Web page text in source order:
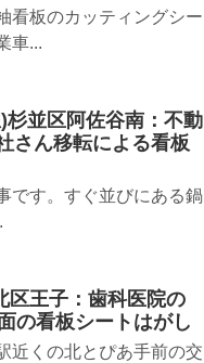
看板のカッティングシー
車...
杉並区阿佐谷南：不動
さん移転による看板
です。すぐ並びにある鍋
区王子：歯科医院の
の看板シートはがし
近くの北とぴあ手前の交